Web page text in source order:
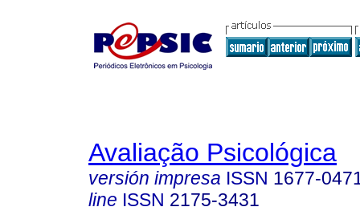
Avaliação Psicológica
versión impresa ISSN 1677-
line ISSN 2175-3431